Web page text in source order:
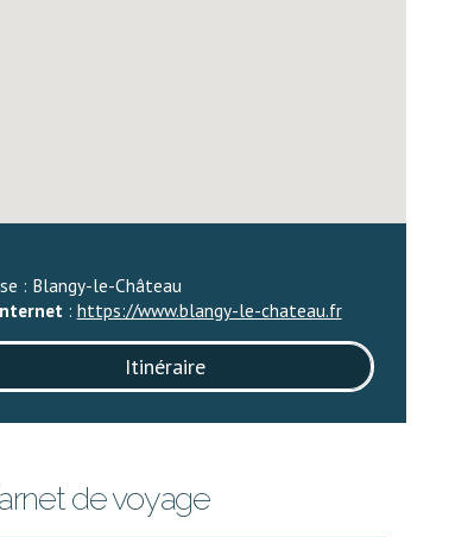
: Blangy-le-Château
: https://www.blangy-le-chateau.fr
Itinéraire
de voyage